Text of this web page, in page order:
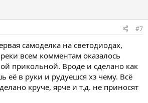
#7
самоделка на светодиодах,
всем комментам оказалось
прикольной. Вроде и сделано как
её в руки и рудуешся хз чему. Всё
круче, ярче и т.д. не приносят